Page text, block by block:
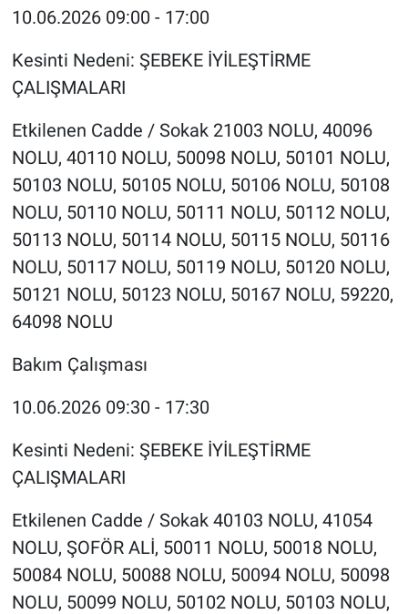
10.06.2026 09:00 - 17:00
Kesinti Nedeni: ŞEBEKE İYİLEŞTİRME
ÇALIŞMALARI
Etkilenen Cadde / Sokak 21003 NOLU, 40096
NOLU, 40110 NOLU, 50098 NOLU, 50101 NOLU,
50103 NOLU, 50105 NOLU, 50106 NOLU, 50108
NOLU, 50110 NOLU, 50111 NOLU, 50112 NOLU,
50113 NOLU, 50114 NOLU, 50115 NOLU, 50116
NOLU, 50117 NOLU, 50119 NOLU, 50120 NOLU,
50121 NOLU, 50123 NOLU, 50167 NOLU, 59220,
64098 NOLU
Bakım Çalışması
10.06.2026 09:30 - 17:30
Kesinti Nedeni: ŞEBEKE İYİLEŞTİRME
ÇALIŞMALARI
Etkilenen Cadde / Sokak 40103 NOLU, 41054
NOLU, ŞOFÖR ALİ, 50011 NOLU, 50018 NOLU,
50084 NOLU, 50088 NOLU, 50094 NOLU, 50098
NOLU, 50099 NOLU, 50102 NOLU, 50103 NOLU,